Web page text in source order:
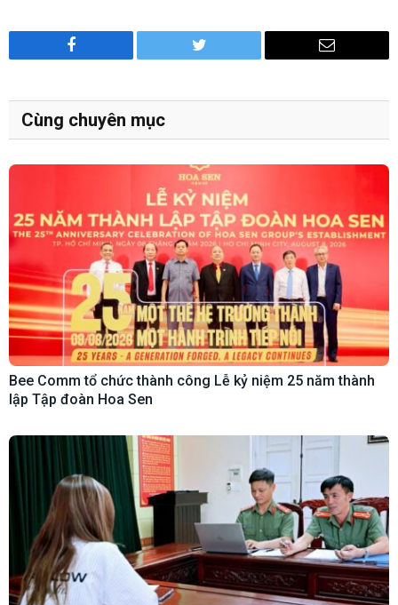
Facebook Twitter Email
Cùng chuyên mục
Bee Comm tổ chức thành công Lễ kỷ niệm 25 năm thành
lập Tập đoàn Hoa Sen